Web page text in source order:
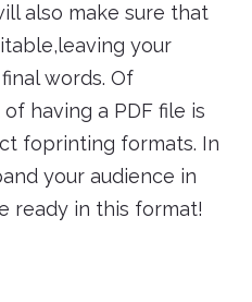
also make sure that
your
words. Of
having a PDF file is
foprinting formats. In
your audience in
ready in this format!